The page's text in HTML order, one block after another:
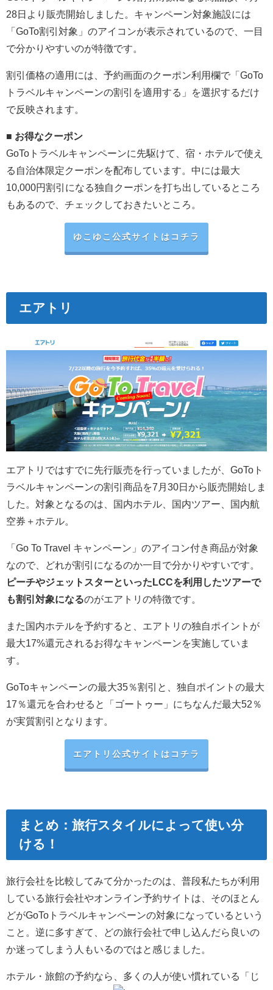
28日より販売開始しました。 キャンペーン対象施設には
「GoTo割引対象」のアイコンが表示されているので、一目
で分かりやすいのが特徴です。
割引価格の適用には、予約画面のクーポン利用欄で「GoTo
トラベルキャンペーンの割引を適用する」を選択するだけ
で反映されます。
■ お得なクーポン
GoToトラベルキャンペーンに先駆けて、宿・ホテルで使え
る自治体限定クーポンを配布しています。中には最大
10,000円割引になる独自クーポンを打ち出しているところ
もあるので、チェックしておきたいところ。
ゆこゆこ公式サイトはコチラ
エアトリ
エアトリではすでに先行販売を行っていましたが、GoToト
ラベルキャンペーンの割引商品を7月30日から販売開始しま
した。 対象となるのは、国内ホテル、国内ツアー、国内航
空券＋ホテル。
「Go To Travel キャンペーン」のアイコン付き商品が対象
なので、どれが割引になるのか一目で分かりやすいです。
ピーチやジェットスターといったLCCを利用したツアーで
も割引対象になるのがエアトリの特徴です。
また国内ホテルを予約すると、エアトリの独自ポイントが
最大17%還元されるお得なキャンペーンを実施していま
す。
GoToキャンペーンの最大35％割引と、独自ポイントの最大
17％還元を合わせると「ゴートゥー」にちなんだ最大52％
が実質割引となります。
エアトリ公式サイトはコチラ
まとめ：旅行スタイルによって使い分
ける！
旅行会社を比較してみて分かったのは、普段私たちが利用
している旅行会社やオンライン予約サイトは、そのほとん
どがGoToトラベルキャンペーンの対象になっているという
こと。逆に多すぎて、どの旅行会社で申し込んだら良いの
か迷ってしまう人もいるのではと感じました。
ホテル・旅館の予約なら、多くの人が使い慣れている「 じ